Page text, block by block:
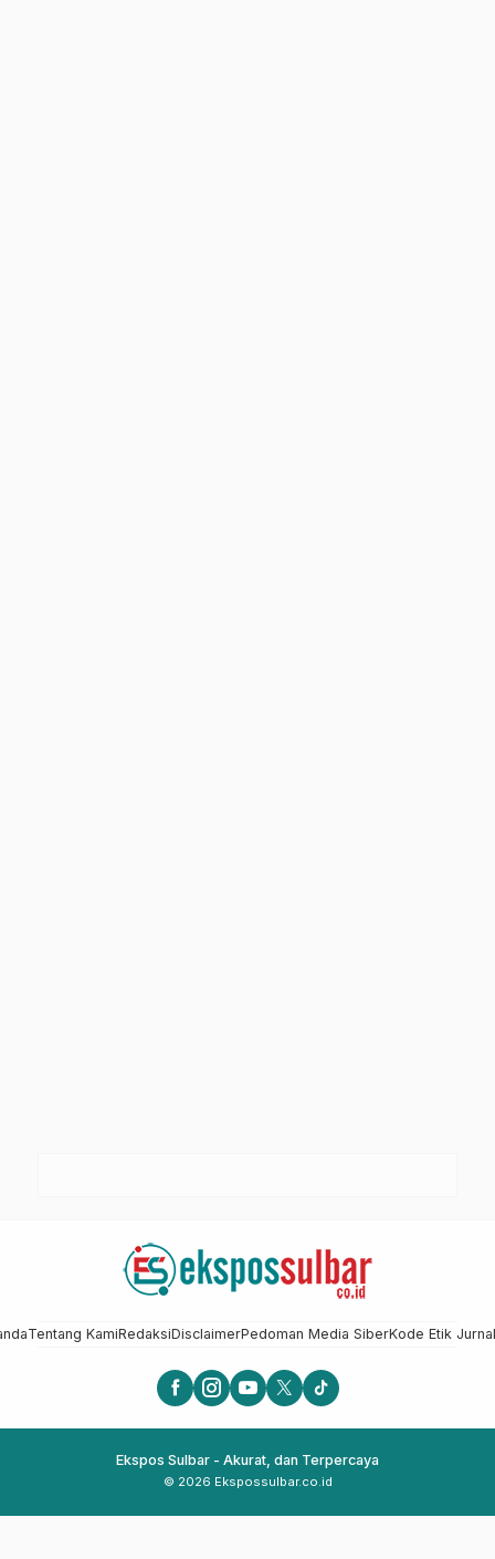
Tentang KamiRedaksiDisclaimerPedoman Media SiberKode Etik
Ekspos Sulbar - Akurat, dan Terpercaya
© 2026 Ekspossulbar.co.id